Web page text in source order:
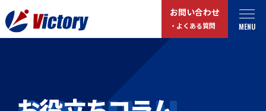
MENU
お問い合わせ
・よくある質問
事業紹介
最新情報
お役立ちコラム